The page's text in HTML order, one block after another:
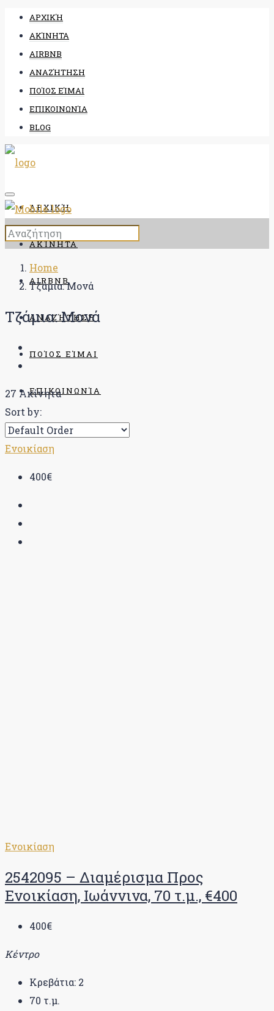
ΑΡΧΙΚΉ
ΑΚΊΝΗΤΑ
AIRBNB
ΑΝΑΖΉΤΗΣΗ
ΠΟΊΟΣ ΕΊΜΑΙ
ΕΠΙΚΟΙΝΩΝΊΑ
BLOG
ΑΡΧΙΚΉ
ΑΚΊΝΗΤΑ
AIRBNB
ΑΝΑΖΉΤΗΣΗ
ΠΟΊΟΣ ΕΊΜΑΙ
ΕΠΙΚΟΙΝΩΝΊΑ
BLOG
Home
Τζάμια: Μονά
Τζάμια: Μονά
27 Ακίνητα
Sort by:
Ενοικίαση
400€
Ενοικίαση
2542095 – Διαμέρισμα Προς
Ενοικίαση, Ιωάννινα, 70 τ.μ., €400
400€
Κέντρο
Κρεβάτια: 2
70 τ.μ.